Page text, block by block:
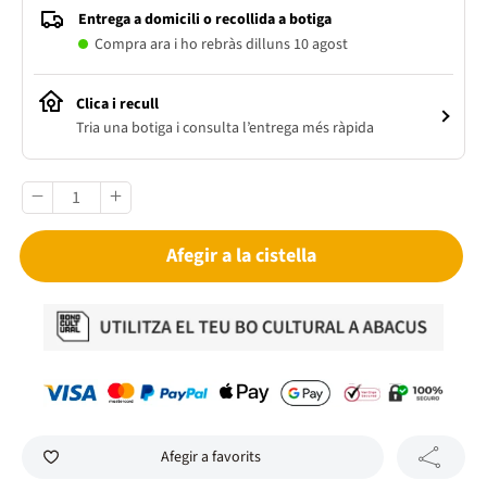
Entrega a domicili o recollida a botiga
Compra ara i ho rebràs dilluns 10 agost
Clica i recull
Tria una botiga i consulta l’entrega més ràpida
Afegir a la cistella
Afegir a favorits